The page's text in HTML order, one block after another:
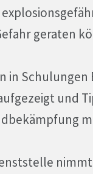
geraten
in
und